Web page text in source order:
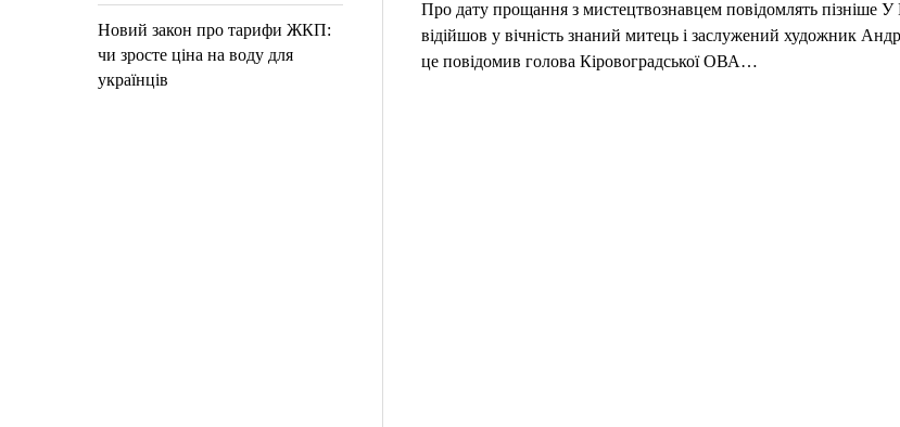
Новий закон про тарифи ЖКП:
чи зросте ціна на воду для
українців
Про дату прощання з мистецтвознавцем повідомлять пізніше
відійшов у вічність знаний митець і заслужений художник
це повідомив голова Кіровоградської ОВА…